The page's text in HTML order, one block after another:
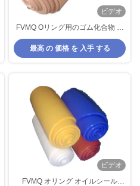
ビデオ
FVMQ Oリング用のゴム化合物 耐
熱 -17〜20圧縮セット
最高 の 価格 を 入手 する
ビデオ
FVMQ オリング オイルシール